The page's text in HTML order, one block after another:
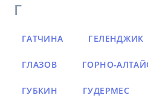
Г
ГАТЧИНА ГЕЛЕНДЖИК
ГЛАЗОВ ГОРНО-
ГУБКИН ГУДЕРМЕС